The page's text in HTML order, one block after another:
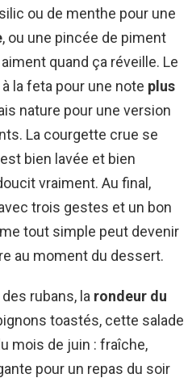
ou de menthe pour une
, ou une pincée de piment
quand ça réveille. Le
la feta pour une note plus
nature pour une version
La courgette crue se
bien lavée et bien
vraiment. Au final,
trois gestes et un bon
tout simple peut devenir
au moment du dessert.
des rubans, la rondeur du
toastés, cette salade
mois de juin : fraîche,
pour un repas du soir